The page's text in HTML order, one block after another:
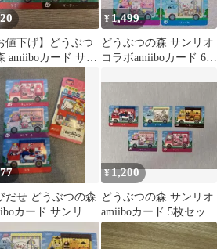
値下げ】どうぶつ
amiiboカード サン
コラボ 3枚セット
森
¥ 1,499
どうぶつの森 サンリオ
コラボamiiboカード 6種
だせ どうぶつの森
カード サンリオ
ボ 3枚セット
¥1,200
どうぶつの森 サンリオ
amiiboカード 5枚セット
美品